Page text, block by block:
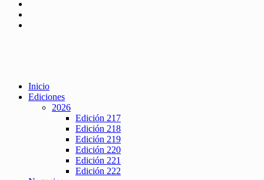
Inicio
Ediciones
2026
Edición 217
Edición 218
Edición 219
Edición 220
Edición 221
Edición 222